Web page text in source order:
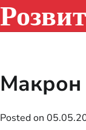
Skip
to
content
Макрон
Posted on